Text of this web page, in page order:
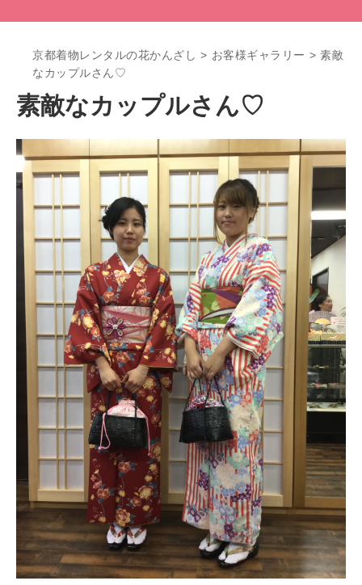
京都着物レンタルの花かんざし > お客様ギャラリー > 素敵
なカップルさん♡
素敵なカップルさん♡